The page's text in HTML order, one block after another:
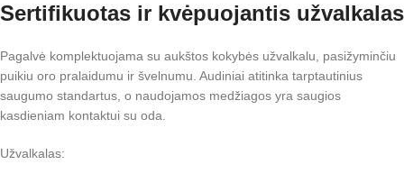
Sertifikuotas ir kvėpuojantis užvalkalas
Pagalvė komplektuojama su aukštos kokybės užvalkalu, pasižyminčiu
puikiu oro pralaidumu ir švelnumu. Audiniai atitinka tarptautinius
saugumo standartus, o naudojamos medžiagos yra saugios
kasdieniam kontaktui su oda.
Užvalkalas: